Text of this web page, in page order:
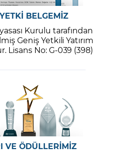
BELGEMİZ
Kurulu tarafından
Geniş Yetkili Yatırım
Lisans No: G-039 (398)
VE ÖDÜLLERİMİZ